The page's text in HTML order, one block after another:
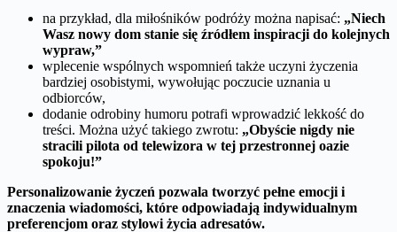
na przykład, dla miłośników podróży można napisać: „Niech
Wasz nowy dom stanie się źródłem inspiracji do kolejnych
wypraw,”
wplecenie wspólnych wspomnień także uczyni życzenia
bardziej osobistymi, wywołując poczucie uznania u
odbiorców,
dodanie odrobiny humoru potrafi wprowadzić lekkość do
treści. Można użyć takiego zwrotu: „Obyście nigdy nie
stracili pilota od telewizora w tej przestronnej oazie
spokoju!”
Personalizowanie życzeń pozwala tworzyć pełne emocji i
znaczenia wiadomości, które odpowiadają indywidualnym
preferencjom oraz stylowi życia adresatów.